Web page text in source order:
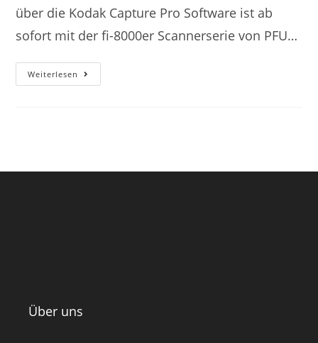
über die Kodak Capture Pro Software ist ab
sofort mit der fi-8000er Scannerserie von PFU…
Weiterlesen
Über uns